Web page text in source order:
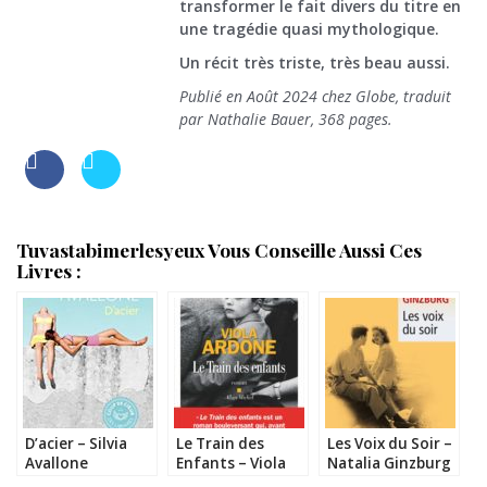
transformer le fait divers du titre en
une tragédie quasi mythologique.
Un récit très triste, très beau aussi.
Publié en Août 2024 chez Globe, traduit
par Nathalie Bauer, 368 pages.
Tuvastabimerlesyeux Vous Conseille Aussi Ces
Livres :
D’acier – Silvia
Avallone
Le Train des
Enfants – Viola
Les Voix du Soir –
Natalia Ginzburg